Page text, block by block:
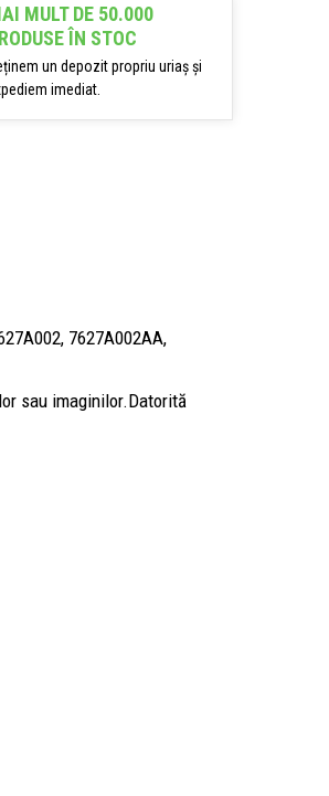
MULT DE 50.000
ÎN STOC
un depozit propriu uriaș și
imediat.
7627A002AA,
sau imaginilor.Datorită